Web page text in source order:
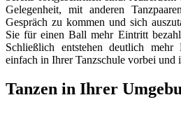
Gelegenheit, mit anderen
Gespräch zu kommen und sich
Sie für einen Ball mehr Eintritt
Schließlich entstehen deutlich
einfach in Ihrer Tanzschule vorbei und
Tanzen in Ihrer